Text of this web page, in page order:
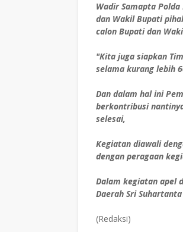
Wadir Samapta
dan Wakil Bupati
calon Bupati dan
"Kita juga siapkan
selama kurang lebih
Dan dalam hal ini
berkontribusi
selesai,
Kegiatan diawali
dengan peragaan
Dalam kegiatan apel
Daerah Sri
(Redaksi)